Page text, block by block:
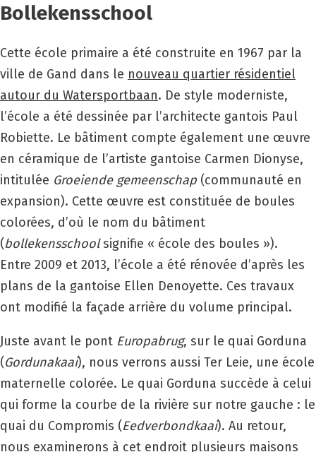
Bollekensschool
Cette école primaire a été construite en 1967 par la
ville de Gand dans le nouveau quartier résidentiel
autour du Watersportbaan. De style moderniste,
l’école a été dessinée par l’architecte gantois Paul
Robiette. Le bâtiment compte également une œuvre
en céramique de l’artiste gantoise Carmen Dionyse,
intitulée Groeiende gemeenschap (communauté en
expansion). Cette œuvre est constituée de boules
colorées, d’où le nom du bâtiment
(bollekensschoolsignifie « école des boules »).
Entre 2009 et 2013, l’école a été rénovée d’après les
plans de la gantoise Ellen Denoyette. Ces travaux
ont modifié la façade arrière du volume principal.
Juste avant le pont Europabrug, sur le quai Gorduna
(Gordunakaai), nous verrons aussi Ter Leie, une école
maternelle colorée. Le quai Gorduna succède à celui
qui forme la courbe de la rivière sur notre gauche : le
quai du Compromis (Eedverbondkaai). Au retour,
nous examinerons à cet endroit plusieurs maisons